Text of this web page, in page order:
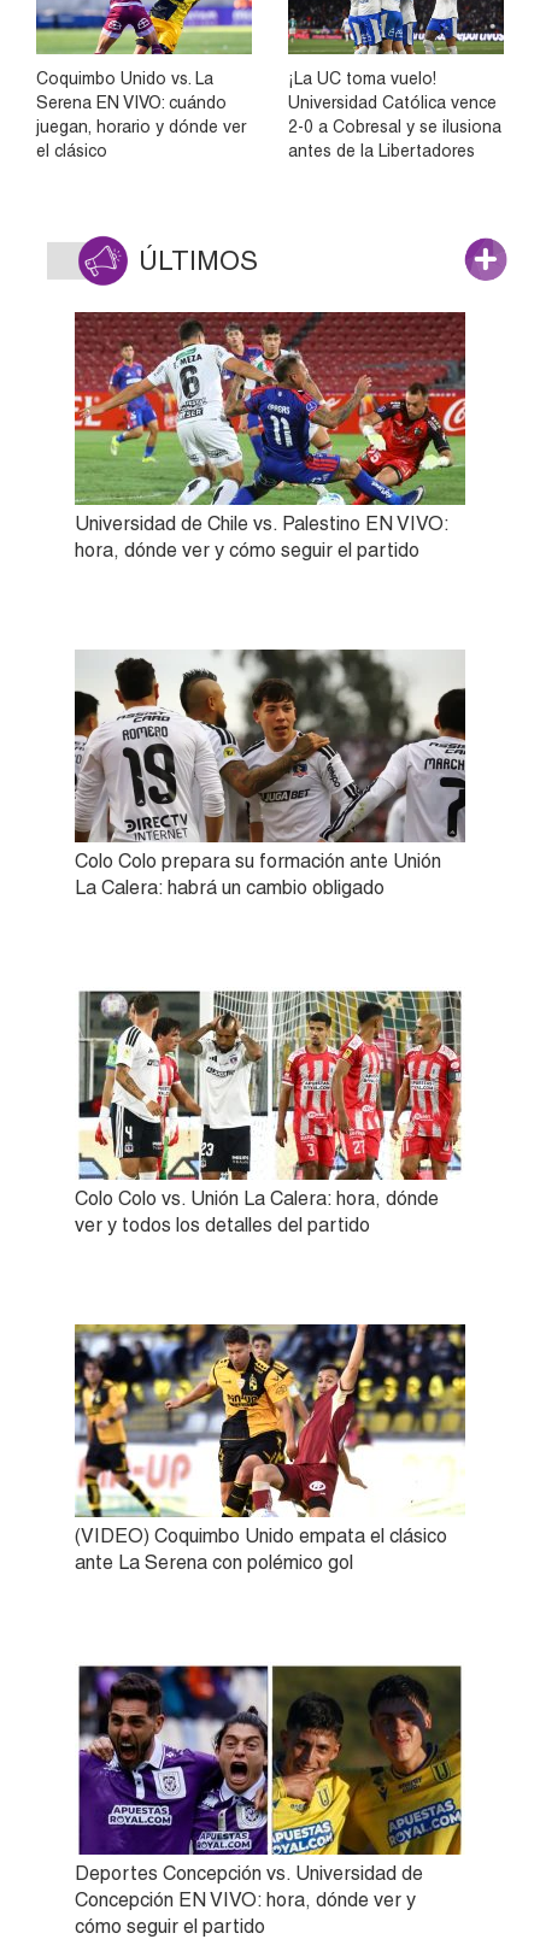
Coquimbo Unido vs. La
Serena EN VIVO: cuándo
juegan, horario y dónde ver
el clásico
¡La UC toma vuelo!
Universidad Católica vence
2-0 a Cobresal y se ilusiona
antes de la Libertadores
ÚLTIMOS
Universidad de Chile vs. Palestino EN VIVO:
hora, dónde ver y cómo seguir el partido
Colo Colo prepara su formación ante Unión
La Calera: habrá un cambio obligado
Colo Colo vs. Unión La Calera: hora, dónde
ver y todos los detalles del partido
(VIDEO) Coquimbo Unido empata el clásico
ante La Serena con polémico gol
Deportes Concepción vs. Universidad de
Concepción EN VIVO: hora, dónde ver y
cómo seguir el partido